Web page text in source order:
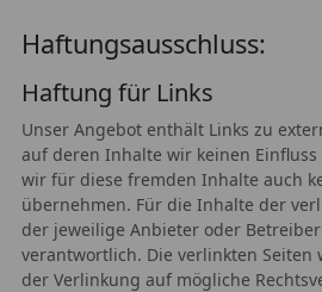
Haftungsausschluss:
Haftung für Links
Unser Angebot enthält Links zu
auf deren Inhalte wir keinen
wir für diese fremden Inhalte auch
übernehmen. Für die Inhalte der
der jeweilige Anbieter oder
verantwortlich. Die verlinkten Seiten
der Verlinkung auf mögliche